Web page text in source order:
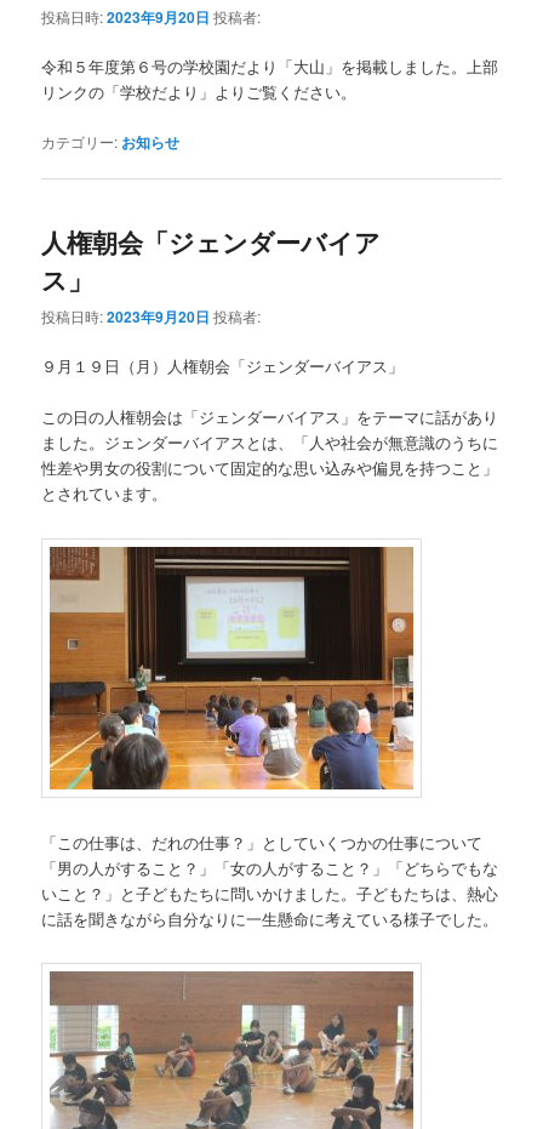
投稿日時:2023年9月20日 投稿者:
令和５年度第６号の学校園だより「大山」を掲載しました。上部
リンクの「学校だより」よりご覧ください。
カテゴリー: お知らせ
人権朝会「ジェンダーバイア
ス」
投稿日時:2023年9月20日 投稿者:
９月１９日（月）人権朝会「ジェンダーバイアス」
この日の人権朝会は「ジェンダーバイアス」をテーマに話があり
ました。ジェンダーバイアスとは、「人や社会が無意識のうちに
性差や男女の役割について固定的な思い込みや偏見を持つこと」
とされています。
「この仕事は、だれの仕事？」としていくつかの仕事について
「男の人がすること？」「女の人がすること？」「どちらでもな
いこと？」と子どもたちに問いかけました。子どもたちは、熱心
に話を聞きながら自分なりに一生懸命に考えている様子でした。